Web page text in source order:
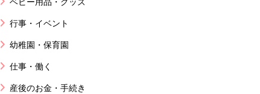
行事・イベント
幼稚園・保育園
仕事・働く
産後のお金・手続き